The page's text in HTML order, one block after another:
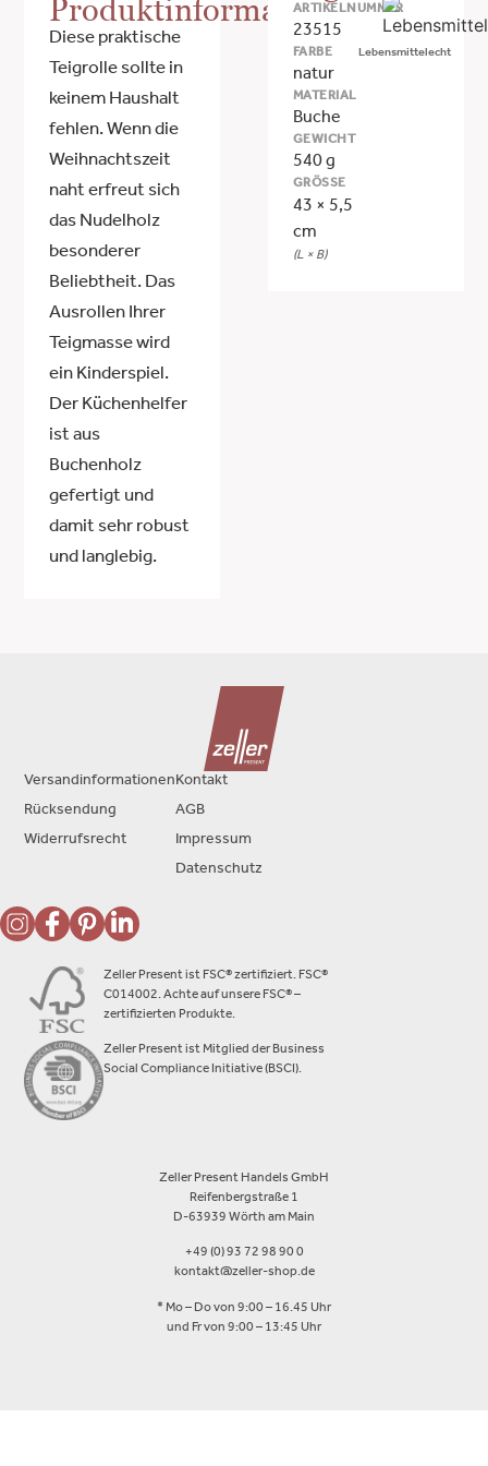
Produktinformationen
Diese praktische
Teigrolle sollte in
keinem Haushalt
fehlen. Wenn die
Weihnachtszeit
naht erfreut sich
das Nudelholz
besonderer
Beliebtheit. Das
Ausrollen Ihrer
Teigmasse wird
ein Kinderspiel.
Der Küchenhelfer
ist aus
Buchenholz
gefertigt und
damit sehr robust
und langlebig.
ARTIKELNUMMER
23515
FARBE
natur
MATERIAL
Buche
GEWICHT
540 g
GRÖSSE
43 × 5,5
cm
(L × B)
Lebensmittelecht
Zeller Present ist FSC® zertifiziert. FSC®
C014002. Achte auf unsere FSC® –
zertifizierten Produkte.
Zeller Present ist Mitglied der Business
Social Compliance Initiative (BSCI).
Zeller Present Handels GmbH
Reifenbergstraße 1
D-63939 Wörth am Main
+49 (0) 93 72 98 90 0
kontakt@zeller-shop.de
* Mo – Do von 9:00 – 16.45 Uhr
und Fr von 9:00 – 13:45 Uhr
Versandinformationen
Rücksendung
Widerrufsrecht
Kontakt
AGB
Impressum
Datenschutz